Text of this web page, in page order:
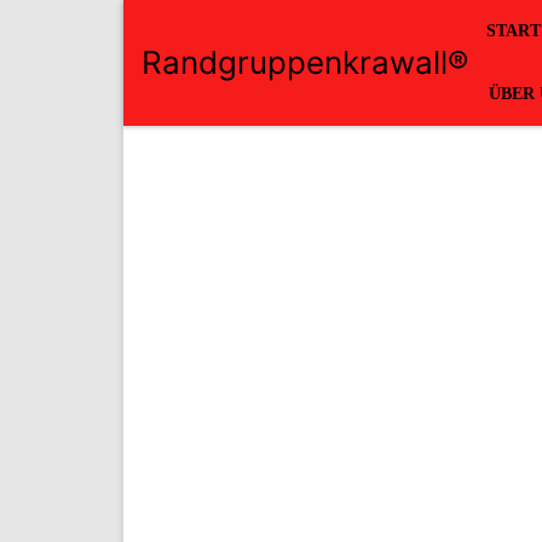
Randgruppenkrawall®
START
ÜBER